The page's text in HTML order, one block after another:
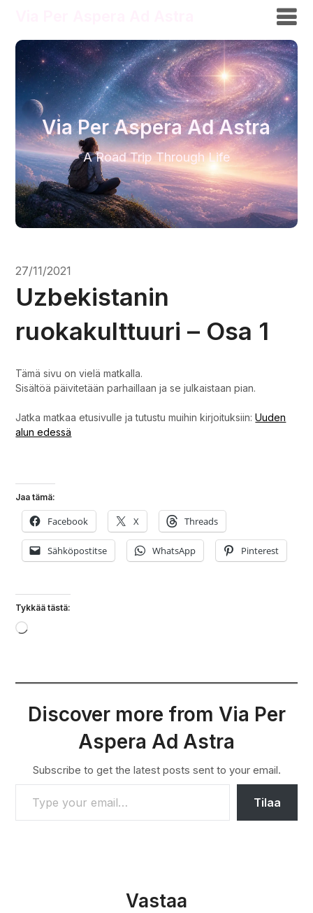
Via Per Aspera Ad Astra
A Road Trip Through Life
27/11/2021
Uzbekistanin
ruokakulttuuri – Osa 1
Tämä sivu on vielä matkalla.
Sisältöä päivitetään parhaillaan ja se julkaistaan pian.
Jatka matkaa etusivulle ja tutustu muihin kirjoituksiin:Uuden
alun edessä
Jaa tämä:
Facebook X Threads
Sähköpostitse WhatsApp Pinterest
Tykkää tästä:
Loading…
Discover more from Via Per
Aspera Ad Astra
Subscribe to get the latest posts sent to your email.
TYPE YOUR EMAIL…
Tilaa
Vastaa